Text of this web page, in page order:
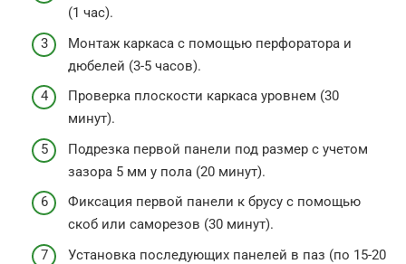
(1 час).
Монтаж каркаса с помощью перфоратора и
дюбелей (3-5 часов).
Проверка плоскости каркаса уровнем (30
минут).
Подрезка первой панели под размер с учетом
зазора 5 мм у пола (20 минут).
Фиксация первой панели к брусу с помощью
скоб или саморезов (30 минут).
Установка последующих панелей в паз (по 15-20